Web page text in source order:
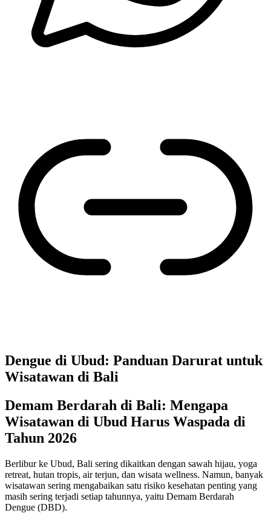
Dengue di Ubud: Panduan Darurat untuk
Wisatawan di Bali
Demam Berdarah di Bali: Mengapa
Wisatawan di Ubud Harus Waspada di
Tahun 2026
Berlibur ke Ubud, Bali sering dikaitkan dengan sawah hijau, yoga
retreat, hutan tropis, air terjun, dan wisata wellness. Namun, banyak
wisatawan sering mengabaikan satu risiko kesehatan penting yang
masih sering terjadi setiap tahunnya, yaitu Demam Berdarah
Dengue (DBD).